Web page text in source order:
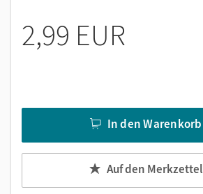
2,99 EUR
In den Warenkorb
Auf den Merkzettel